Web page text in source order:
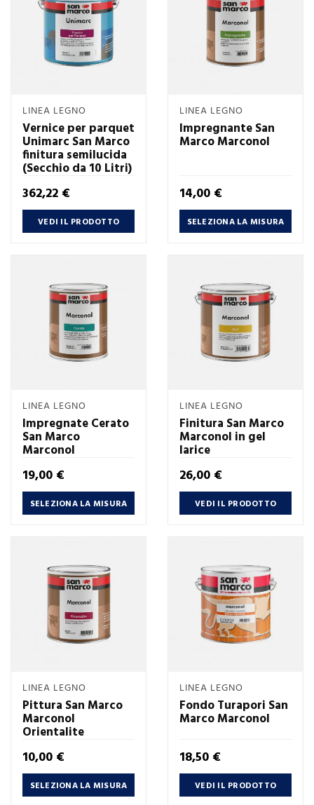
LINEA LEGNO
Vernice per parquet
Unimarc San Marco
finitura semilucida
(Secchio da 10 Litri)
Prezzo
362,22 €
VEDI IL PRODOTTO
LINEA LEGNO
Impregnante San
Marco Marconol
Prezzo
14,00 €
SELEZIONA LA MISURA
LINEA LEGNO
Impregnate Cerato
San Marco
Marconol
Prezzo
19,00 €
SELEZIONA LA MISURA
LINEA LEGNO
Finitura San Marco
Marconol in gel
larice
Prezzo
26,00 €
VEDI IL PRODOTTO
LINEA LEGNO
Pittura San Marco
Marconol
Orientalite
Prezzo
10,00 €
SELEZIONA LA MISURA
LINEA LEGNO
Fondo Turapori San
Marco Marconol
Prezzo
18,50 €
VEDI IL PRODOTTO